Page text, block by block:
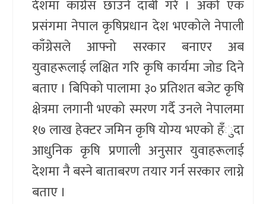
देशमा काँग्रेस छाउने दाबी गरे । अर्को एक
प्रसंगमा नेपाल कृषिप्रधान देश भएकोले नेपाली
काँग्रेसले आफ्नो सरकार बनाएर अब
युवाहरूलाई लक्षित गरि कृषि कार्यमा जोड दिने
बताए । बिपिको पालामा ३० प्रतिशत बजेट कृषि
क्षेत्रमा लगानी भएको स्मरण गर्दै उनले नेपालमा
१७ लाख हेक्टर जमिन कृषि योग्य भएको हँुदा
आधुनिक कृषि प्रणाली अनुसार युवाहरूलाई
देशमा नै बस्ने बाताबरण तयार गर्न सरकार लाग्ने
बताए ।